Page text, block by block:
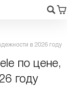
в 2026 году
по цене,
году